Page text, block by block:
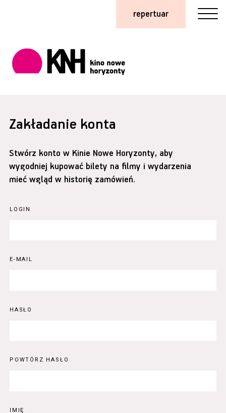
repertuar
Zakładanie konta
Stwórz konto w Kinie Nowe Horyzonty, aby
wygodniej kupować bilety na filmy i wydarzenia
mieć wgląd w historię zamówień.
LOGIN
E-MAIL
HASŁO
POWTÓRZ HASŁO
IMIĘ